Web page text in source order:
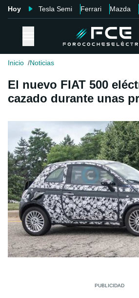
Hoy Tesla Semi Ferrari Mazda
Inicio Noticias
El nuevo FIAT 500
cazado durante unas